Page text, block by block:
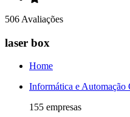
506 Avaliações
laser box
Home
Informática e Automação
155 empresas